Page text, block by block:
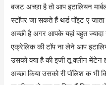
बजट अच्छा है तो आप इटालियन
स्टॉपर जा सकते हैं थर्ड पॉइंट ए
अच्छी है अगर आपके यहां बहुत ज्यादा
एक्रेलिक की टॉप ना लेने आप
उसको क्या है की इजी तू क्लीन मेंटेन
अच्छा किया उसको री पॉलिश क